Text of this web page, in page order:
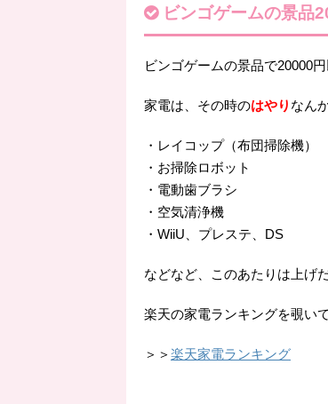
ビンゴゲームの景品
ビンゴゲームの景品で20000円
家電は、その時のはやり なん
・レイコップ（布団掃除機）
・お掃除ロボット
・電動歯ブラシ
・空気清浄機
・WiiU、プレステ、DS
などなど、このあたりは上げ
楽天の家電ランキングを覗い
＞＞ 楽天家電ランキング